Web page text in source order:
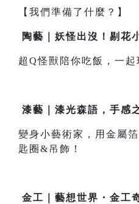
【我們準備了什麼？】
陶藝｜妖怪出沒！剔花
超Q怪獸陪你吃飯，一起
漆藝｜漆光森語，手感
變身小藝術家，用金屬
匙圈&吊飾！
金工｜藝想世界・金工